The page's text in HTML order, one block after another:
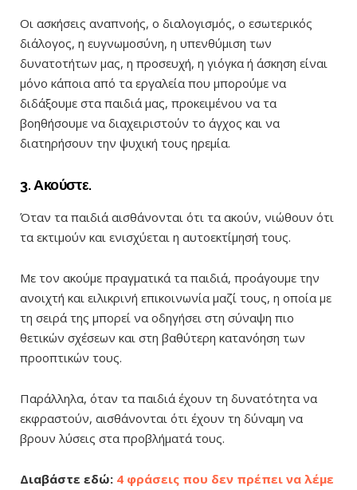
Οι ασκήσεις αναπνοής, ο διαλογισμός, ο εσωτερικός
διάλογος, η ευγνωμοσύνη, η υπενθύμιση των
δυνατοτήτων μας, η προσευχή, η γιόγκα ή άσκηση είναι
μόνο κάποια από τα εργαλεία που μπορούμε να
διδάξουμε στα παιδιά μας, προκειμένου να τα
βοηθήσουμε να διαχειριστούν το άγχος και να
διατηρήσουν την ψυχική τους ηρεμία.
3. Ακούστε.
Όταν τα παιδιά αισθάνονται ότι τα ακούν, νιώθουν ότι
τα εκτιμούν και ενισχύεται η αυτοεκτίμησή τους.
Με τον ακούμε πραγματικά τα παιδιά, προάγουμε την
ανοιχτή και ειλικρινή επικοινωνία μαζί τους, η οποία με
τη σειρά της μπορεί να οδηγήσει στη σύναψη πιο
θετικών σχέσεων και στη βαθύτερη κατανόηση των
προοπτικών τους.
Παράλληλα, όταν τα παιδιά έχουν τη δυνατότητα να
εκφραστούν, αισθάνονται ότι έχουν τη δύναμη να
βρουν λύσεις στα προβλήματά τους.
Διαβάστε εδώ: 4 φράσεις που δεν πρέπει να λέμε